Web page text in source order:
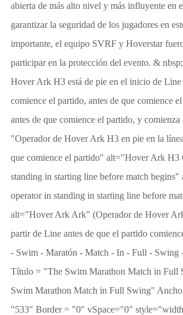
abierta de más alto nivel y más influyente en
garantizar la seguridad de los jugadores en
importante, el equipo SVRF y Hoverstar
participar en la protección del evento. &
Hover Ark H3 está de pie en el inicio de Line
comience el partido, antes de que comience
antes de que comience el partido, y
"Operador de Hover Ark H3 en pie en la
que comience el partido" alt="Hover Ark H3
standing in starting line before match
operator in standing in starting line before
alt="Hover Ark Ark" (Operador de Hover
partir de Line antes de que el partido
- Swim - Maratón - Match - In - Full - Swing
Título = "The Swim Marathon Match in Full
Swim Marathon Match in Full Swing"
"533" Border = "0" vSpace="0"